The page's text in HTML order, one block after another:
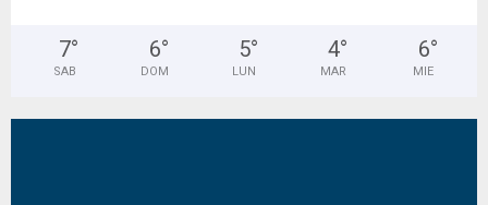
7°
SAB
6°
DOM
5°
LUN
4°
MAR
6°
MIE